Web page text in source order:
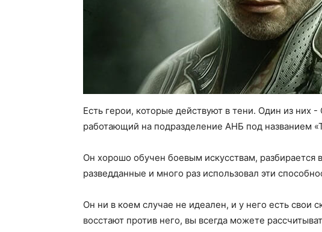
Есть герои, которые действуют в тени. Один из них
работающий на подразделение АНБ под названием
Он хорошо обучен боевым искусствам, разбирается
разведданные и много раз использовал эти
Он ни в коем случае не идеален, и у него есть свои
восстают против него, вы всегда можете